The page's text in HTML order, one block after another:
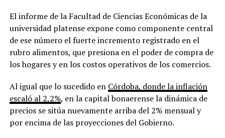
El informe de la Facultad de Ciencias Económicas de la
universidad platense expone como componente central
de ese número el fuerte incremento registrado en el
rubro alimentos, que presiona en el poder de compra de
los hogares y en los costos operativos de los comercios.
Al igual que lo sucedido en Córdoba, donde la inflación
escaló al 2,2%, en la capital bonaerense la dinámica de
precios se sitúa nuevamente arriba del 2% mensual y
por encima de las proyecciones del Gobierno.